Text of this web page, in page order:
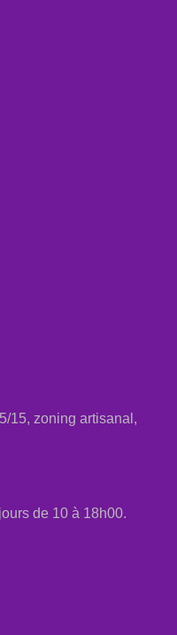
15, zoning artisanal,
de 10 à 18h00.